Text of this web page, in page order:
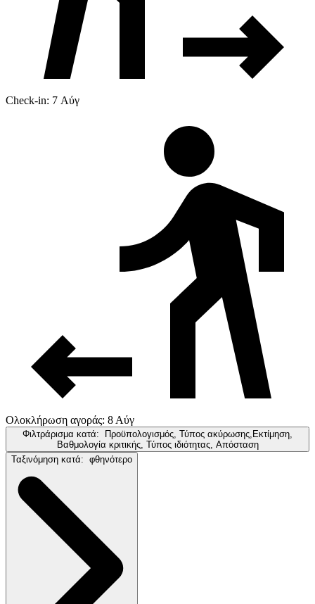
Check-in: 7 Αύγ
Ολοκλήρωση αγοράς: 8 Αύγ
Φιλτράρισμα κατά: Προϋπολογισμός, Τύπος ακύρωσης,Εκτίμηση,
Βαθμολογία κριτικής, Τύπος ιδιότητας, Απόσταση
Ταξινόμηση κατά: φθηνότερο